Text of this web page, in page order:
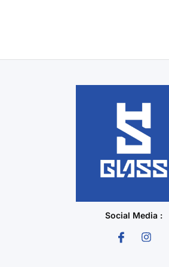
Social Media :